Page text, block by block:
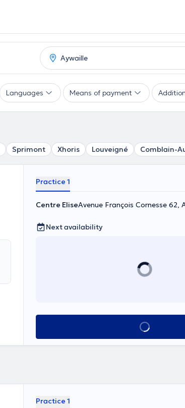
Languages Means of payment
Sprimont Xhoris Louveigné Comblain-
Practice 1
Centre EliseAvenue François Cornesse 62,
Next availability
See all
Practice 1